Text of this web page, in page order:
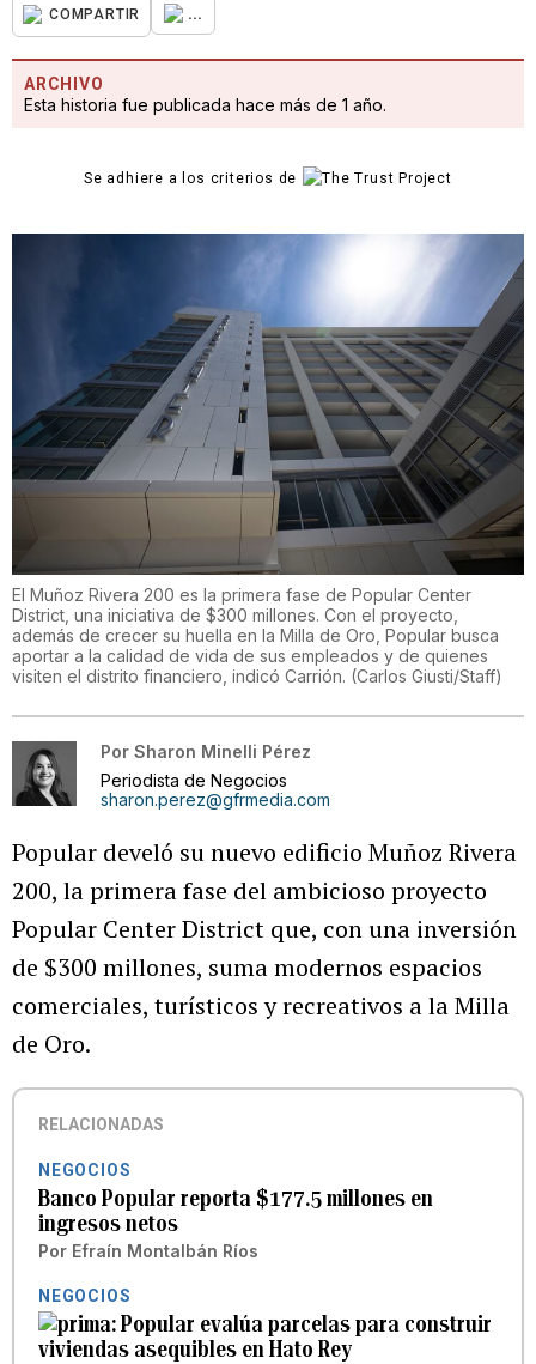
COMPARTIR ...
ARCHIVO
Esta historia fue publicada hace más de 1 año.
Se adhiere a los criterios de
El Muñoz Rivera 200 es la primera fase de Popular Center
District, una iniciativa de $300 millones. Con el proyecto,
además de crecer su huella en la Milla de Oro, Popular busca
aportar a la calidad de vida de sus empleados y de quienes
visiten el distrito financiero, indicó Carrión. (Carlos Giusti/Staff)
Por Sharon Minelli Pérez
Periodista de Negocios
sharon.perez@gfrmedia.com
Popular develó su nuevo edificio Muñoz Rivera
200, la primera fase del ambicioso proyecto
Popular Center District que, con una inversión
de $300 millones, suma modernos espacios
comerciales, turísticos y recreativos a la Milla
de Oro.
RELACIONADAS
NEGOCIOS
Banco Popular reporta $177.5 millones en
ingresos netos
Por Efraín Montalbán Ríos
NEGOCIOS
Popular evalúa parcelas para construir
viviendas asequibles en Hato Rey